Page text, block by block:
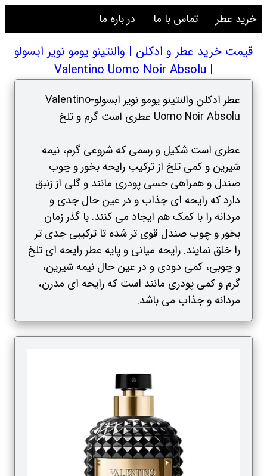
خرید عطر تماس با ما در باره ما
قیمت خرید عطر و ادکلن | والنتینو یومو نویر ابسولو
| Valentino Uomo Noir Absolu
عطر ادکلن والنتینو یومو نویر ابسولو-Valentino
Uomo Noir Absolu عطری است گرم و تلخ
عطری است شکیل و رسمی که شروعی گرم، نیمه
شیرین و کمی تلخ از ترکیب رایحه بخور و چوب
صندل و همراهی حسی پودری مانند و گلی از زنبق
دارد که رایحه ای جذاب و در عین حال جدی و
مردانه را با کمک هم ایجاد می کنند. با گذر زمان
بخور و چوب صندل قوی تر شده تا ترکیبی جدی تر
را خلق نمایند. رایحه میانی و پایه عطر رایحه ای تلخ
و چوبی، کمی دودی و در عین حال نیمه شیرین،
گرم و کمی پودری مانند است که رایحه ای مدرن،
مردانه و جذاب می باشد.